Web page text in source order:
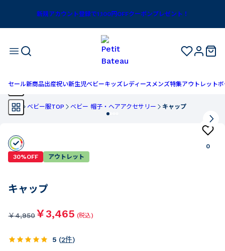
新規アカウント登録で1,100円OFFクーポンプレゼント！
セール新商品出産祝い新生児ベビーキッズ レディースメンズ特集アウトレットボ
TOP ベビー服TOP ベビー 帽子・ヘアアクセサリー キャップ
0
30%OFF
アウトレット
キャップ
￥4,950￥3,465 (税込)
5 (2件)